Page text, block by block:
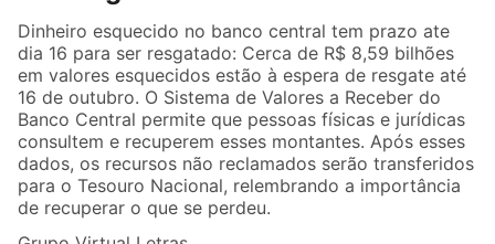
Dinheiro esquecido no banco central tem prazo ate
dia 16 para ser resgatado: Cerca de R$ 8,59 bilhões
em valores esquecidos estão à espera de resgate até
16 de outubro. O Sistema de Valores a Receber do
Banco Central permite que pessoas físicas e jurídicas
consultem e recuperem esses montantes. Após esses
dados, os recursos não reclamados serão transferidos
para o Tesouro Nacional, relembrando a importância
de recuperar o que se perdeu.